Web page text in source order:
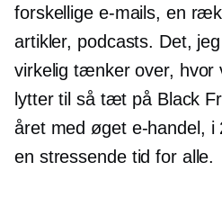
forskellige e-mails, en
artikler, podcasts. Det,
virkelig tænker over, hvor
lytter til så tæt på Black
året med øget e-handel, i
en stressende tid for alle.